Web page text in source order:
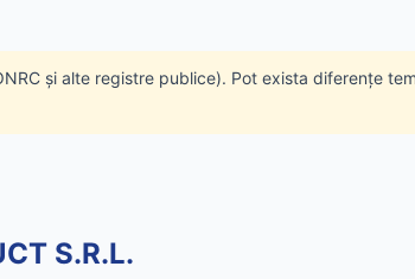
și alte registre publice). Pot exista diferențe
S.R.L.